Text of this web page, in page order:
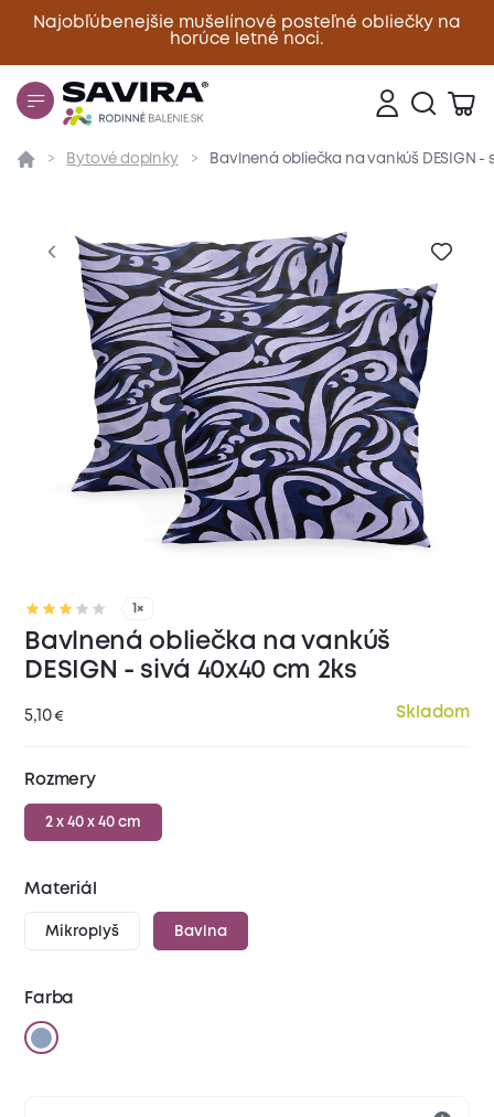
Najobľúbenejšie mušelínové posteľné obliečky na
horúce letné noci.
Zavrieť
Prehľad Parametre Popis produktu
Bytové doplnky Bavlnená obliečka na vankúš DESIGN -
1×
Bavlnená obliečka na vankúš
DESIGN - sivá 40x40 cm 2ks
5,10€ Skladom
Rozmery
2 x 40 x 40 cm
Materiál
Mikroplyš Bavlna
Farba